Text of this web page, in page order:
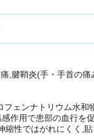
,腱鞘炎(手・手首の痛
ェンナトリウム水和
作用で患部の血行を